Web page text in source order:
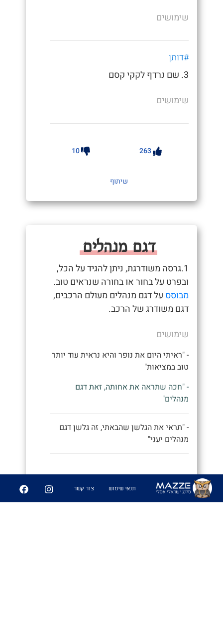
שימושים
#דותן
3. שם נרדף לקקי קסם
שימושים
263
10
שיתוף
דגם מנהלים
1.גרסה משודרגת, ניתן להגיד על הכל,
ובפרט על בחור או בחורה שנראים טוב.
מבוסס על דגם מנהלים מעולם הרכבים,
דגם משודרג של הרכב.
שימושים
- "ראיתי היום את נופר והיא נראית עוד יותר
טוב במציאות"
- "חכה שתראה את אחותה, זאת דגם
מנהלים"
- "תראי את הגלשן שהבאתי, זה גלשן דגם
מנהלים יעני"
תנאי שימוש צור קשר